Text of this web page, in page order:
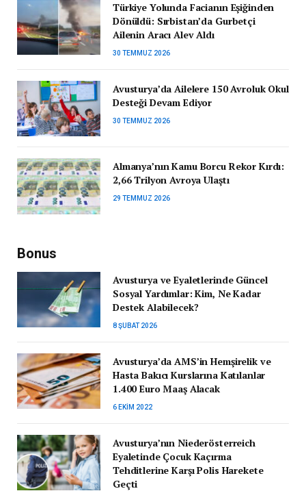
Türkiye Yolunda Facianın Eşiğinden
Dönüldü: Sırbistan’da Gurbetçi
Ailenin Aracı Alev Aldı
30 TEMMUZ 2026
Avusturya’da Ailelere 150 Avroluk Okul
Desteği Devam Ediyor
30 TEMMUZ 2026
Almanya’nın Kamu Borcu Rekor Kırdı:
2,66 Trilyon Avroya Ulaştı
29 TEMMUZ 2026
Bonus
Avusturya ve Eyaletlerinde Güncel
Sosyal Yardımlar: Kim, Ne Kadar
Destek Alabilecek?
8 ŞUBAT 2026
Avusturya’da AMS’in Hemşirelik ve
Hasta Bakıcı Kurslarına Katılanlar
1.400 Euro Maaş Alacak
6 EKIM 2022
Avusturya’nın Niederösterreich
Eyaletinde Çocuk Kaçırma
Tehditlerine Karşı Polis Harekete
Geçti